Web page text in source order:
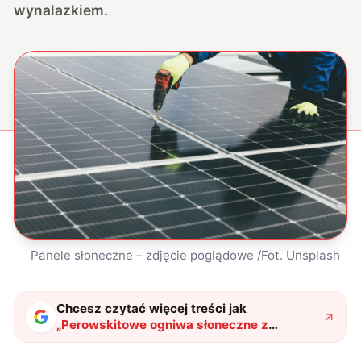
wynalazkiem.
Panele słoneczne – zdjęcie poglądowe /Fot. Unsplash
Chcesz czytać więcej treści jak
„Perowskitowe ogniwa słoneczne z
Hongkongu biją wszelkie rekordy. Świat